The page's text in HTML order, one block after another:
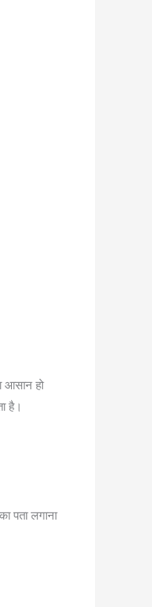
आसान हो
है।
पता लगाना